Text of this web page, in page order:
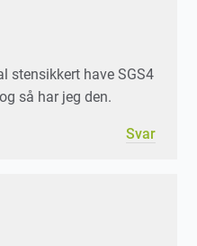
stensikkert have SGS4
så har jeg den.
Svar